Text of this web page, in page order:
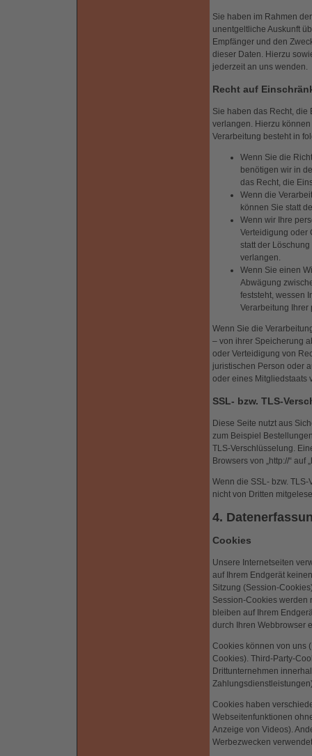
Sie haben im Rahmen
unentgeltliche Auskunft
Empfänger und den
dieser Daten. Hierzu
jederzeit an uns wenden.
Recht auf
Sie haben das Recht,
verlangen. Hierzu
Verarbeitung besteht in
Wenn Sie die
benötigen wir in
das Recht, die
Wenn die
können Sie statt
Wenn wir Ihre
Verteidigung oder
statt der
verlangen.
Wenn Sie einen
Abwägung
feststeht, wessen
Verarbeitung
Wenn Sie die
– von ihrer Speicherung
oder Verteidigung von
juristischen Person oder
oder eines Mitgliedstaats
SSL- bzw. TLS-
Diese Seite nutzt aus
zum Beispiel
TLS-Verschlüsselung.
Browsers von „http://“
Wenn die SSL- bzw.
nicht von Dritten
4.
Cookies
Unsere Internetseiten
auf Ihrem Endgerät
Sitzung (Session-
Session-Cookies werden
bleiben auf Ihrem
durch Ihren Webbrowser
Cookies können von uns
Cookies). Third-Party-
Drittunternehmen
Cookies haben
Webseitenfunktionen
Anzeige von Videos).
Werbezwecken